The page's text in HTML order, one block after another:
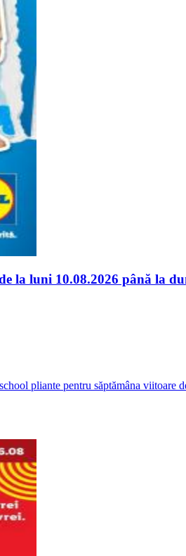
la luni 10.08.2026 până la
pliante pentru săptămâna